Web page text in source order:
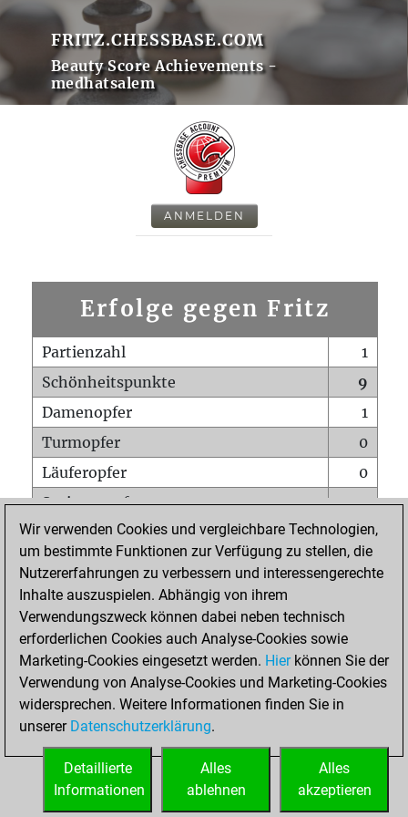
FRITZ.CHESSBASE.COM
Beauty Score Achievements -
medhatsalem
ANMELDEN
Erfolge gegen Fritz
Partienzahl
1
Schönheitspunkte
9
Damenopfer
1
Turmopfer
0
Läuferopfer
0
Springeropfer
0
Bauernopfer
0
Matt auf vollem Brett
0
Bauer setzt Matt
Erstickte Matts
Unterverwandlungen
0
Türme auf der siebten
0
STARTSEITE
Wir verwenden Cookies und vergleichbare Technologien,
um bestimmte Funktionen zur Verfügung zu stellen, die
Nutzererfahrungen zu verbessern und interessengerechte
Inhalte auszuspielen. Abhängig von ihrem
Verwendungszweck können dabei neben technisch
erforderlichen Cookies auch Analyse-Cookies sowie
Marketing-Cookies eingesetzt werden. Hierkönnen Sie der
Verwendung von Analyse-Cookies und Marketing-Cookies
widersprechen. Weitere Informationen finden Sie in
unserer Datenschutzerklärung.
Alles
akzeptieren
Alles
ablehnen
Detaillierte
Informationen